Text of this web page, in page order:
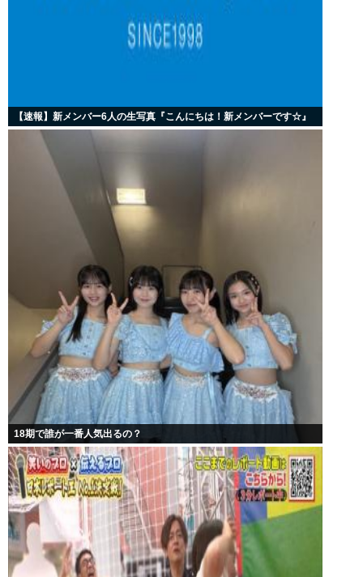
【速報】新メンバー6人の生写真『こんにちは！新メンバーです☆』
18期で誰が一番人気出るの？